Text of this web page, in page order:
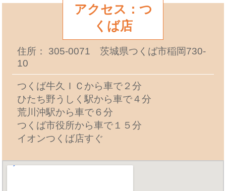
アクセス：つ
くば店
住所： 305-0071 茨城県つくば市稲岡730-
10
つくば牛久ＩＣから車で２分
ひたち野うしく駅から車で４分
荒川沖駅から車で６分
つくば市役所から車で１５分
イオンつくば店すぐ